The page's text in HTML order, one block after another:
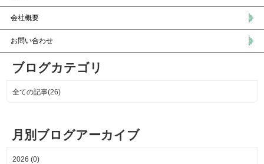
会社概要
お問い合わせ
ブログカテゴリ
全ての記事(26)
月別ブログアーカイブ
2026 (0)